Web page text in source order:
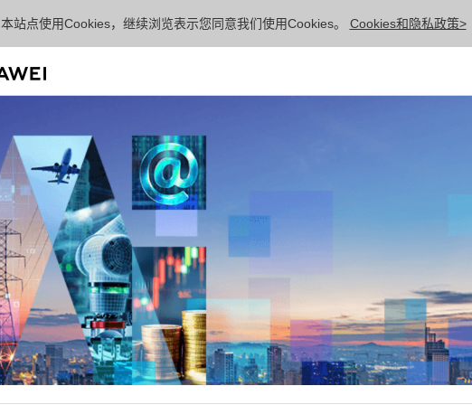
本站点使用Cookies，继续浏览表示您同意我们使用Cookies。 Cookies和隐私政策>